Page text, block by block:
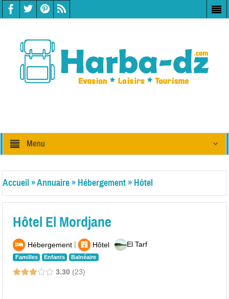
Menu
Accueil»Annuaire» Hébergement» Hôtel
Hôtel El Mordjane
Hébergement| Hôtel
Familles Enfants Balnéaire
El Tarf
3.30 23